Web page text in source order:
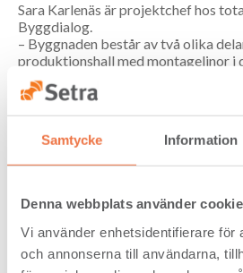
Samtycke Information
Denna webbplats använder
Vi använder enhetsidentifierare för
och annonserna till användarna,
Sara Karlenäs är projektchef hos
Byggdialog.
– Byggnaden består av två olika
produktionshall med montagelinor i
kontorsdel i den andra. Den senare
med gott om gemensamhetsytor. I
finns en välkomnande ljusgård, en
är intrycket att det är en och samma
användandet av KL-trä och
vara varm och välkomnande, något
byggnadsmaterial bidrar till. I
i ljusgården framhävs